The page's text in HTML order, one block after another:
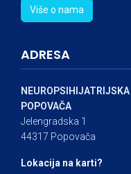
Više o nama
ADRESA
POPOVAČA
Jelengradska 1
44317 Popovača
Lokacija na karti?